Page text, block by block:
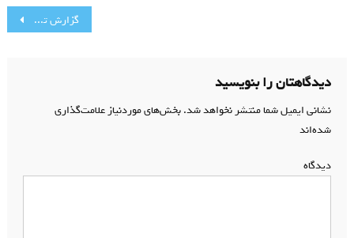
گزارش تصویری مراسم تشیع پیکر پاک شهید مدافع حرم محسن کمالی دهقان
دیدگاهتان را بنویسید
نشانی ایمیل شما منتشر نخواهد شد.بخش‌های موردنیاز علامت‌گذاری
شده‌اند
دیدگاه